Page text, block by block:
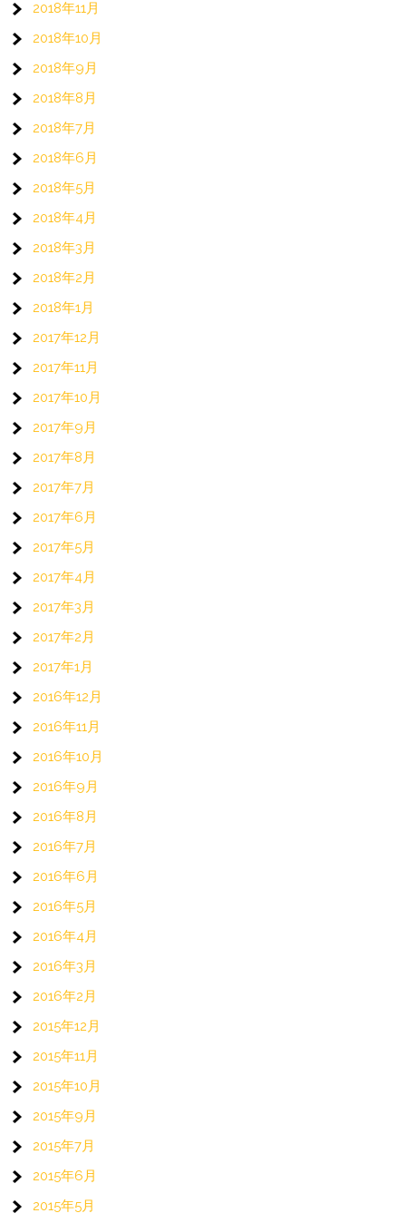
2018年11月
2018年10月
2018年9月
2018年8月
2018年7月
2018年6月
2018年5月
2018年4月
2018年3月
2018年2月
2018年1月
2017年12月
2017年11月
2017年10月
2017年9月
2017年8月
2017年7月
2017年6月
2017年5月
2017年4月
2017年3月
2017年2月
2017年1月
2016年12月
2016年11月
2016年10月
2016年9月
2016年8月
2016年7月
2016年6月
2016年5月
2016年4月
2016年3月
2016年2月
2015年12月
2015年11月
2015年10月
2015年9月
2015年7月
2015年6月
2015年5月